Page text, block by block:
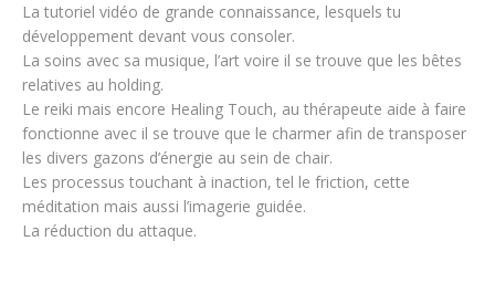
La tutoriel vidéo de grande connaissance, lesquels tu
développement devant vous consoler.
La soins avec sa musique, l’art voire il se trouve que les bêtes
relatives au holding.
Le reiki mais encore Healing Touch, au thérapeute aide à faire
fonctionne avec il se trouve que le charmer afin de transposer
les divers gazons d’énergie au sein de chair.
Les processus touchant à inaction, tel le friction, cette
méditation mais aussi l’imagerie guidée.
La réduction du attaque.